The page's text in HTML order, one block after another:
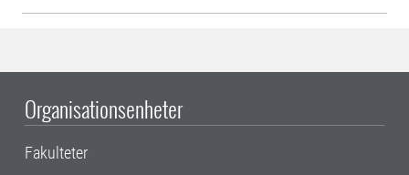
Organisationsenheter
Fakulteter